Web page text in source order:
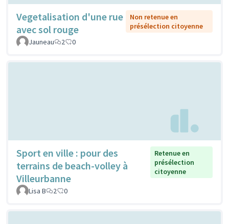
Vegetalisation d'une rue
avec sol rouge
Non retenue en
présélection citoyenne
Jauneau
2 0
Sport en ville : pour des
terrains de beach-volley à
Villeurbanne
Retenue en
présélection
citoyenne
Lisa B 2 0